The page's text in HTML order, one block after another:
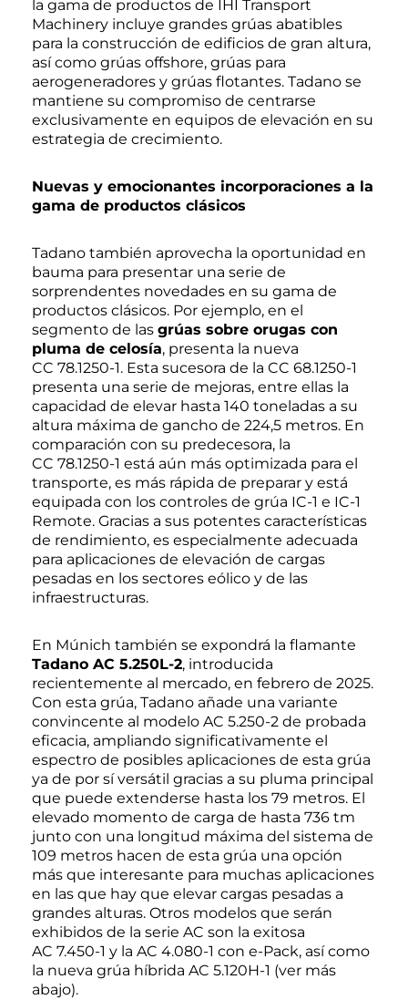
la gama de productos de IHI Transport
Machinery incluye grandes grúas abatibles
para la construcción de edificios de gran altura,
así como grúas offshore, grúas para
aerogeneradores y grúas flotantes. Tadano se
mantiene su compromiso de centrarse
exclusivamente en equipos de elevación en su
estrategia de crecimiento.
Nuevas y emocionantes incorporaciones a la
gama de productos clásicos
Tadano también aprovecha la oportunidad en
bauma para presentar una serie de
sorprendentes novedades en su gama de
productos clásicos. Por ejemplo, en el
segmento de las grúas sobre orugas con
pluma de celosía, presenta la nueva
CC 78.1250-1. Esta sucesora de la CC 68.1250-1
presenta una serie de mejoras, entre ellas la
capacidad de elevar hasta 140 toneladas a su
altura máxima de gancho de 224,5 metros. En
comparación con su predecesora, la
CC 78.1250-1 está aún más optimizada para el
transporte, es más rápida de preparar y está
equipada con los controles de grúa IC-1 e IC-1
Remote. Gracias a sus potentes características
de rendimiento, es especialmente adecuada
para aplicaciones de elevación de cargas
pesadas en los sectores eólico y de las
infraestructuras.
En Múnich también se expondrá la flamante
Tadano AC 5.250L-2, introducida
recientemente al mercado, en febrero de 2025.
Con esta grúa, Tadano añade una variante
convincente al modelo AC 5.250-2 de probada
eficacia, ampliando significativamente el
espectro de posibles aplicaciones de esta grúa
ya de por sí versátil gracias a su pluma principal
que puede extenderse hasta los 79 metros. El
elevado momento de carga de hasta 736 tm
junto con una longitud máxima del sistema de
109 metros hacen de esta grúa una opción
más que interesante para muchas aplicaciones
en las que hay que elevar cargas pesadas a
grandes alturas. Otros modelos que serán
exhibidos de la serie AC son la exitosa
AC 7.450-1 y la AC 4.080-1 con e-Pack, así como
la nueva grúa híbrida AC 5.120H-1 (ver más
abajo).